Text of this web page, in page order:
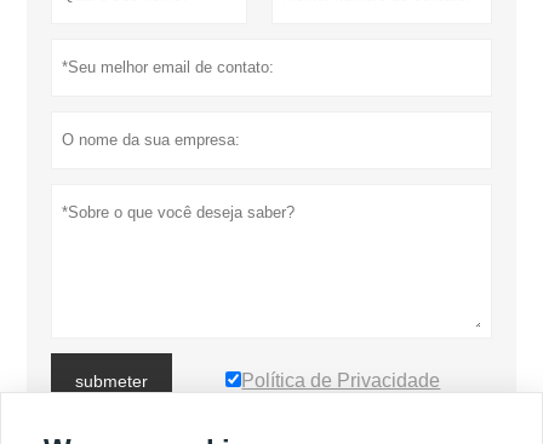
submeter Política de Privacidade